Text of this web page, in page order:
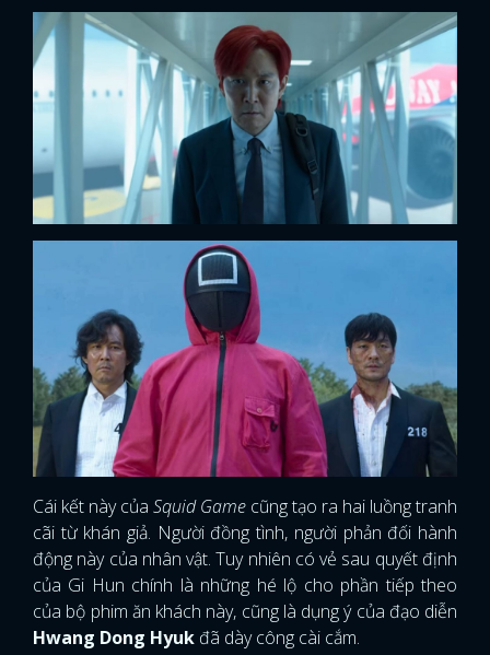
Cái kết này của Squid Game cũng tạo ra hai luồng tranh
cãi từ khán giả. Người đồng tình, người phản đối hành
động này của nhân vật. Tuy nhiên có vẻ sau quyết định
của Gi Hun chính là những hé lộ cho phần tiếp theo
của bộ phim ăn khách này, cũng là dụng ý của đạo diễn
Hwang Dong Hyuk đã dày công cài cắm.